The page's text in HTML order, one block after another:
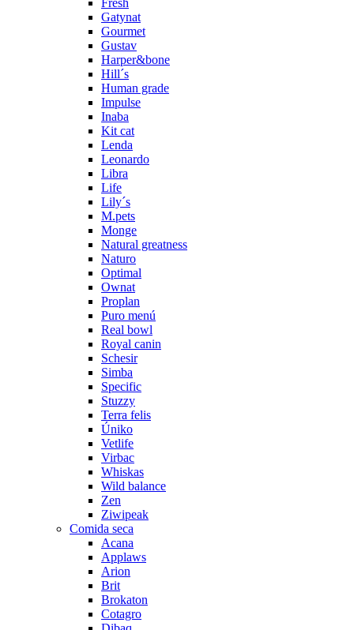
Fresh
Gatynat
Gourmet
Gustav
Harper&bone
Hill´s
Human grade
Impulse
Inaba
Kit cat
Lenda
Leonardo
Libra
Life
Lily´s
M.pets
Monge
Natural greatness
Naturo
Optimal
Ownat
Proplan
Puro menú
Real bowl
Royal canin
Schesir
Simba
Specific
Stuzzy
Terra felis
Úniko
Vetlife
Virbac
Whiskas
Wild balance
Zen
Ziwipeak
Comida seca
Acana
Applaws
Arion
Brit
Brokaton
Cotagro